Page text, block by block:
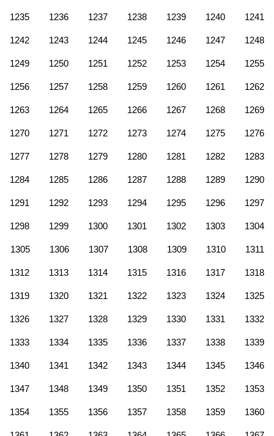
1235 1236 1237 1238 1239 1240 1241
1242 1243 1244 1245 1246 1247 1248
1249 1250 1251 1252 1253 1254 1255
1256 1257 1258 1259 1260 1261 1262
1263 1264 1265 1266 1267 1268 1269
1270 1271 1272 1273 1274 1275 1276
1277 1278 1279 1280 1281 1282 1283
1284 1285 1286 1287 1288 1289 1290
1291 1292 1293 1294 1295 1296 1297
1298 1299 1300 1301 1302 1303 1304
1305 1306 1307 1308 1309 1310 1311
1312 1313 1314 1315 1316 1317 1318
1319 1320 1321 1322 1323 1324 1325
1326 1327 1328 1329 1330 1331 1332
1333 1334 1335 1336 1337 1338 1339
1340 1341 1342 1343 1344 1345 1346
1347 1348 1349 1350 1351 1352 1353
1354 1355 1356 1357 1358 1359 1360